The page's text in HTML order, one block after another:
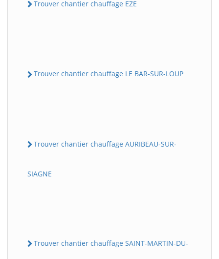
Trouver chantier chauffage EZE
Trouver chantier chauffage LE BAR-SUR-LOUP
Trouver chantier chauffage AURIBEAU-SUR-
SIAGNE
Trouver chantier chauffage SAINT-MARTIN-DU-